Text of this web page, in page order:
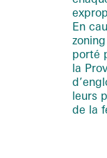
En
porté
la
leurs
de la